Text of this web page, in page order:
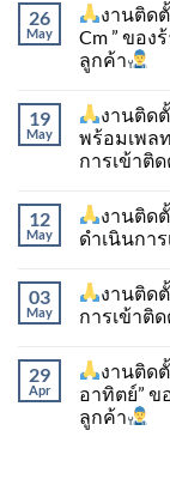
26
May
งานติด
Cm ” ของ
ลูกค้า
19
May
งานติด
พร้อมเพล
การเข้าติ
12
May
งานติด
ดำเนินกา
03
May
งานติด
การเข้าติ
29
Apr
งานติด
อาทิตย์” ข
ลูกค้า